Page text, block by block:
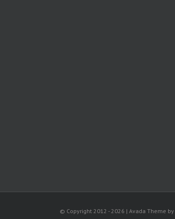
© Copyright 2012 -2026 | Avada Theme by